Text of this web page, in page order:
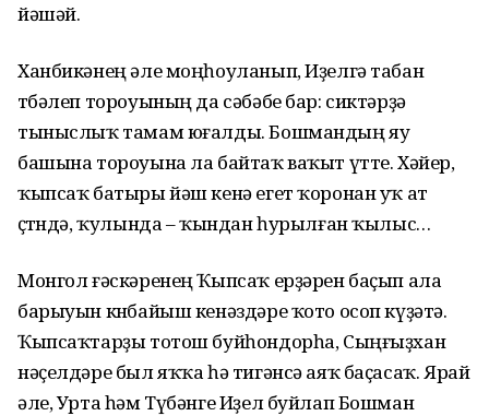
йәшәй.
Ханбикәнең әле моңһоуланып, Иҙелгә табан
төбәлеп тороуының да сәбәбе бар: сиктәрҙә
тыныслыҡ тамам юғалды. Бошмандың яу
башына тороуына ла байтаҡ ваҡыт үтте. Хәйер,
ҡыпсаҡ батыры йәш кенә егет ҡоронан уҡ ат
өҫтөндә, ҡулында – ҡындан һурылған ҡылыс…
Монгол ғәскәренең Ҡыпсаҡ ерҙәрен баҫып ала
барыуын көнбайыш кенәз­дәре ҡото осоп күҙәтә.
Ҡыпсаҡтарҙы тотош буйһондорһа, Сыңғыҙхан
нәҫел­дәре был яҡҡа һә тигәнсә аяҡ баҫасаҡ. Ярай
әле, Урта һәм Түбәнге Иҙел буйлап Бошман